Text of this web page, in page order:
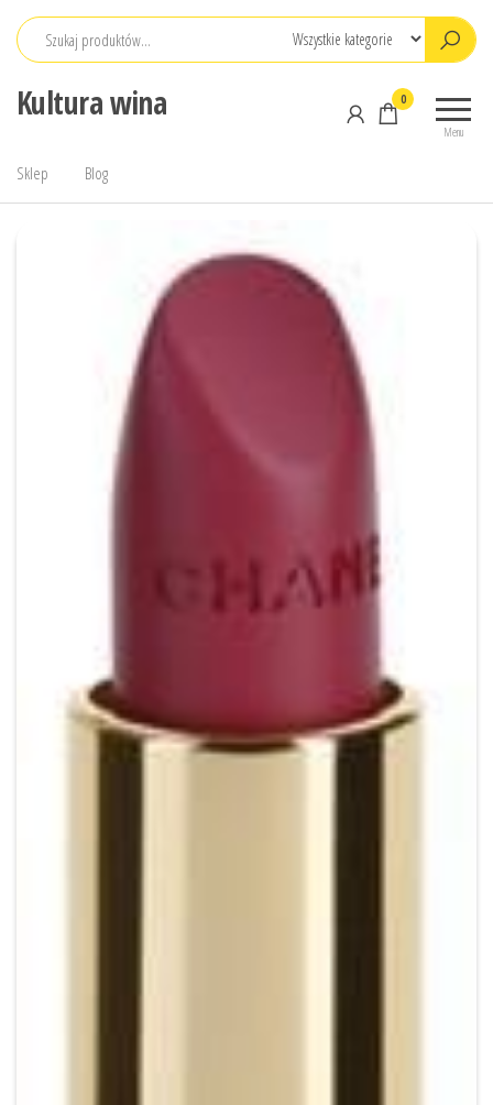
Przejdź
Kultura wina
Menu
0
Sklep Blog